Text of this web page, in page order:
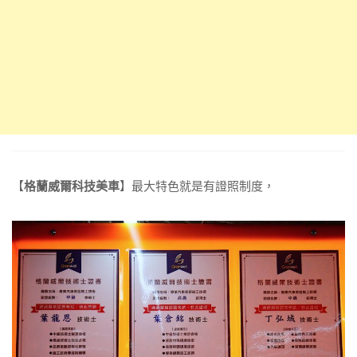
【格蘭威爾科技美車】最大特色就是有證照制度，